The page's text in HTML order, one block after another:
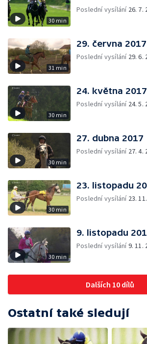
30 min
Poslední vysílání 26. 7.
31 min
29. června 2017
Poslední vysílání 29. 6.
30 min
24. května 2017
Poslední vysílání 24. 5.
30 min
27. dubna 2017
Poslední vysílání 27. 4.
30 min
23. listopadu
Poslední vysílání 23.
30 min
9. listopadu
Poslední vysílání9. 11.
Dalších 10 dílů
Ostatní také sledují